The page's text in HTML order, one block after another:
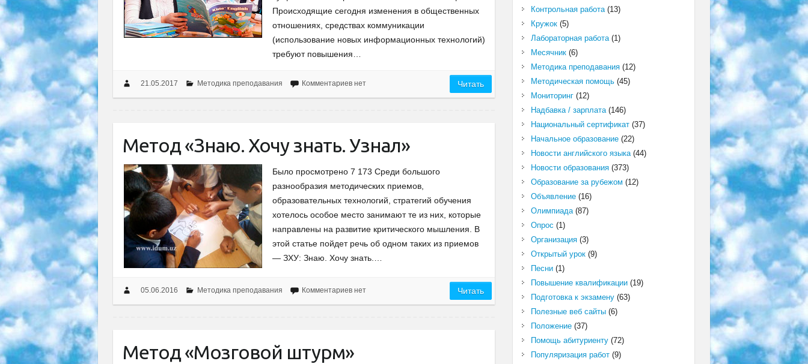
Происходящие сегодня изменения в общественных
отношениях, средствах коммуникации
(использование новых информационных технологий)
требуют повышения…
21.05.2017 Методика преподавания Комментариев нет Читать
Метод «Знаю. Хочу знать. Узнал»
Было просмотрено 7 173 Среди большого
разнообразия методических приемов,
образовательных технологий, стратегий обучения
хотелось особое место занимают те из них, которые
направлены на развитие критического мышления. В
этой статье пойдет речь об одном таких из приемов
— ЗХУ: Знаю. Хочу знать.…
05.06.2016 Методика преподавания Комментариев нет Читать
Метод «Мозговой штурм»
Контрольная работа(13)
Кружок(5)
Лабораторная работа(1)
Месячник(6)
Методика преподавания(12)
Методическая помощь(45)
Мониторинг(12)
Надбавка / зарплата(146)
Национальный сертификат(37)
Начальное образование(22)
Новости английского языка(44)
Новости образования(373)
Образование за рубежом (12)
Объявление(16)
Олимпиада(87)
Опрос (1)
Организация(3)
Открытый урок(9)
Песни(1)
Повышение квалификации(19)
Подготовка к экзамену(63)
Полезные веб сайты(6)
Положение(37)
Помощь абитуриенту(72)
Популяризация работ(9)